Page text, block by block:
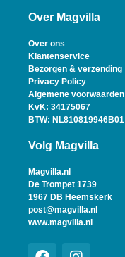
Over Magvilla
Over ons
Klantenservice
Bezorgen & verzending
Privacy Policy
Algemene voorwaarden
KvK: 34175067
BTW: NL810819946B01
Volg Magvilla
Magvilla.nl
De Trompet 1739
1967 DB Heemskerk
post@magvilla.nl
www.magvilla.nl